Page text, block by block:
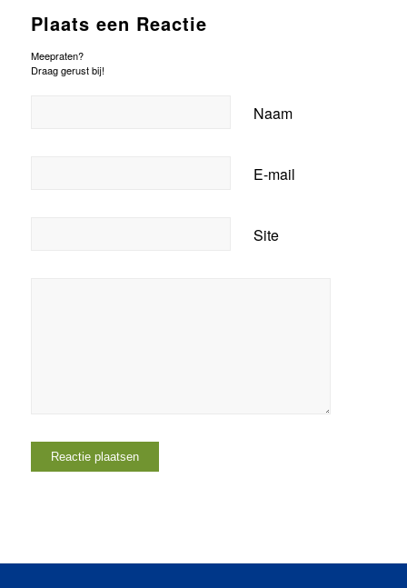
Plaats een Reactie
Meepraten?
Draag gerust bij!
Naam
E-mail
Site